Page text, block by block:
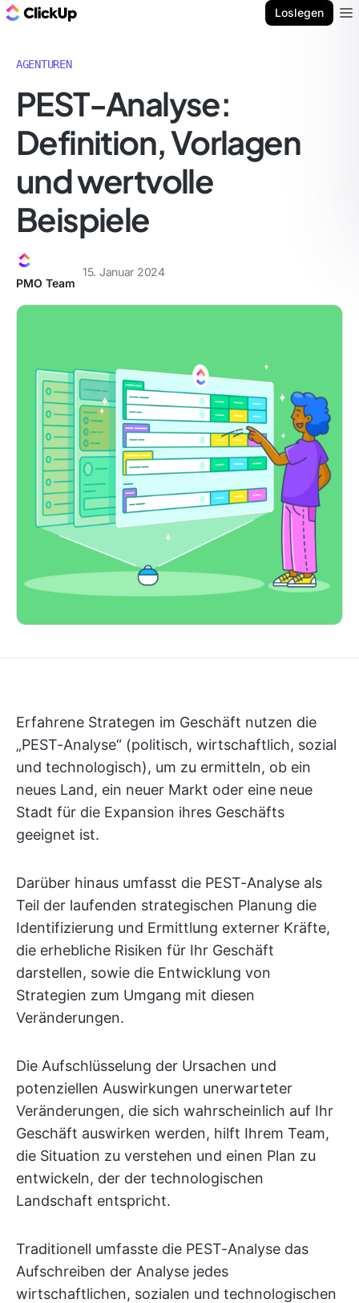
Loslegen
AGENTUREN
PEST-Analyse:
Definition, Vorlagen
und wertvolle
Beispiele
PMO Team
15. Januar 2024
Erfahrene Strategen im Geschäft nutzen die
„PEST-Analyse“ (politisch, wirtschaftlich, sozial
und technologisch), um zu ermitteln, ob ein
neues Land, ein neuer Markt oder eine neue
Stadt für die Expansion ihres Geschäfts
geeignet ist.
Darüber hinaus umfasst die PEST-Analyse als
Teil der laufenden strategischen Planung die
Identifizierung und Ermittlung externer Kräfte,
die erhebliche Risiken für Ihr Geschäft
darstellen, sowie die Entwicklung von
Strategien zum Umgang mit diesen
Veränderungen.
Die Aufschlüsselung der Ursachen und
potenziellen Auswirkungen unerwarteter
Veränderungen, die sich wahrscheinlich auf Ihr
Geschäft auswirken werden, hilft Ihrem Team,
die Situation zu verstehen und einen Plan zu
entwickeln, der der technologischen
Landschaft entspricht.
Traditionell umfasste die PEST-Analyse das
Aufschreiben der Analyse jedes
wirtschaftlichen, sozialen und technologischen